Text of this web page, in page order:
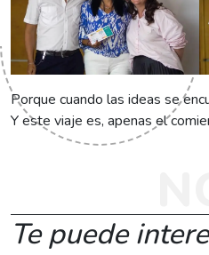
Porque cuando las ideas se
Y este viaje es, apenas el
Te puede